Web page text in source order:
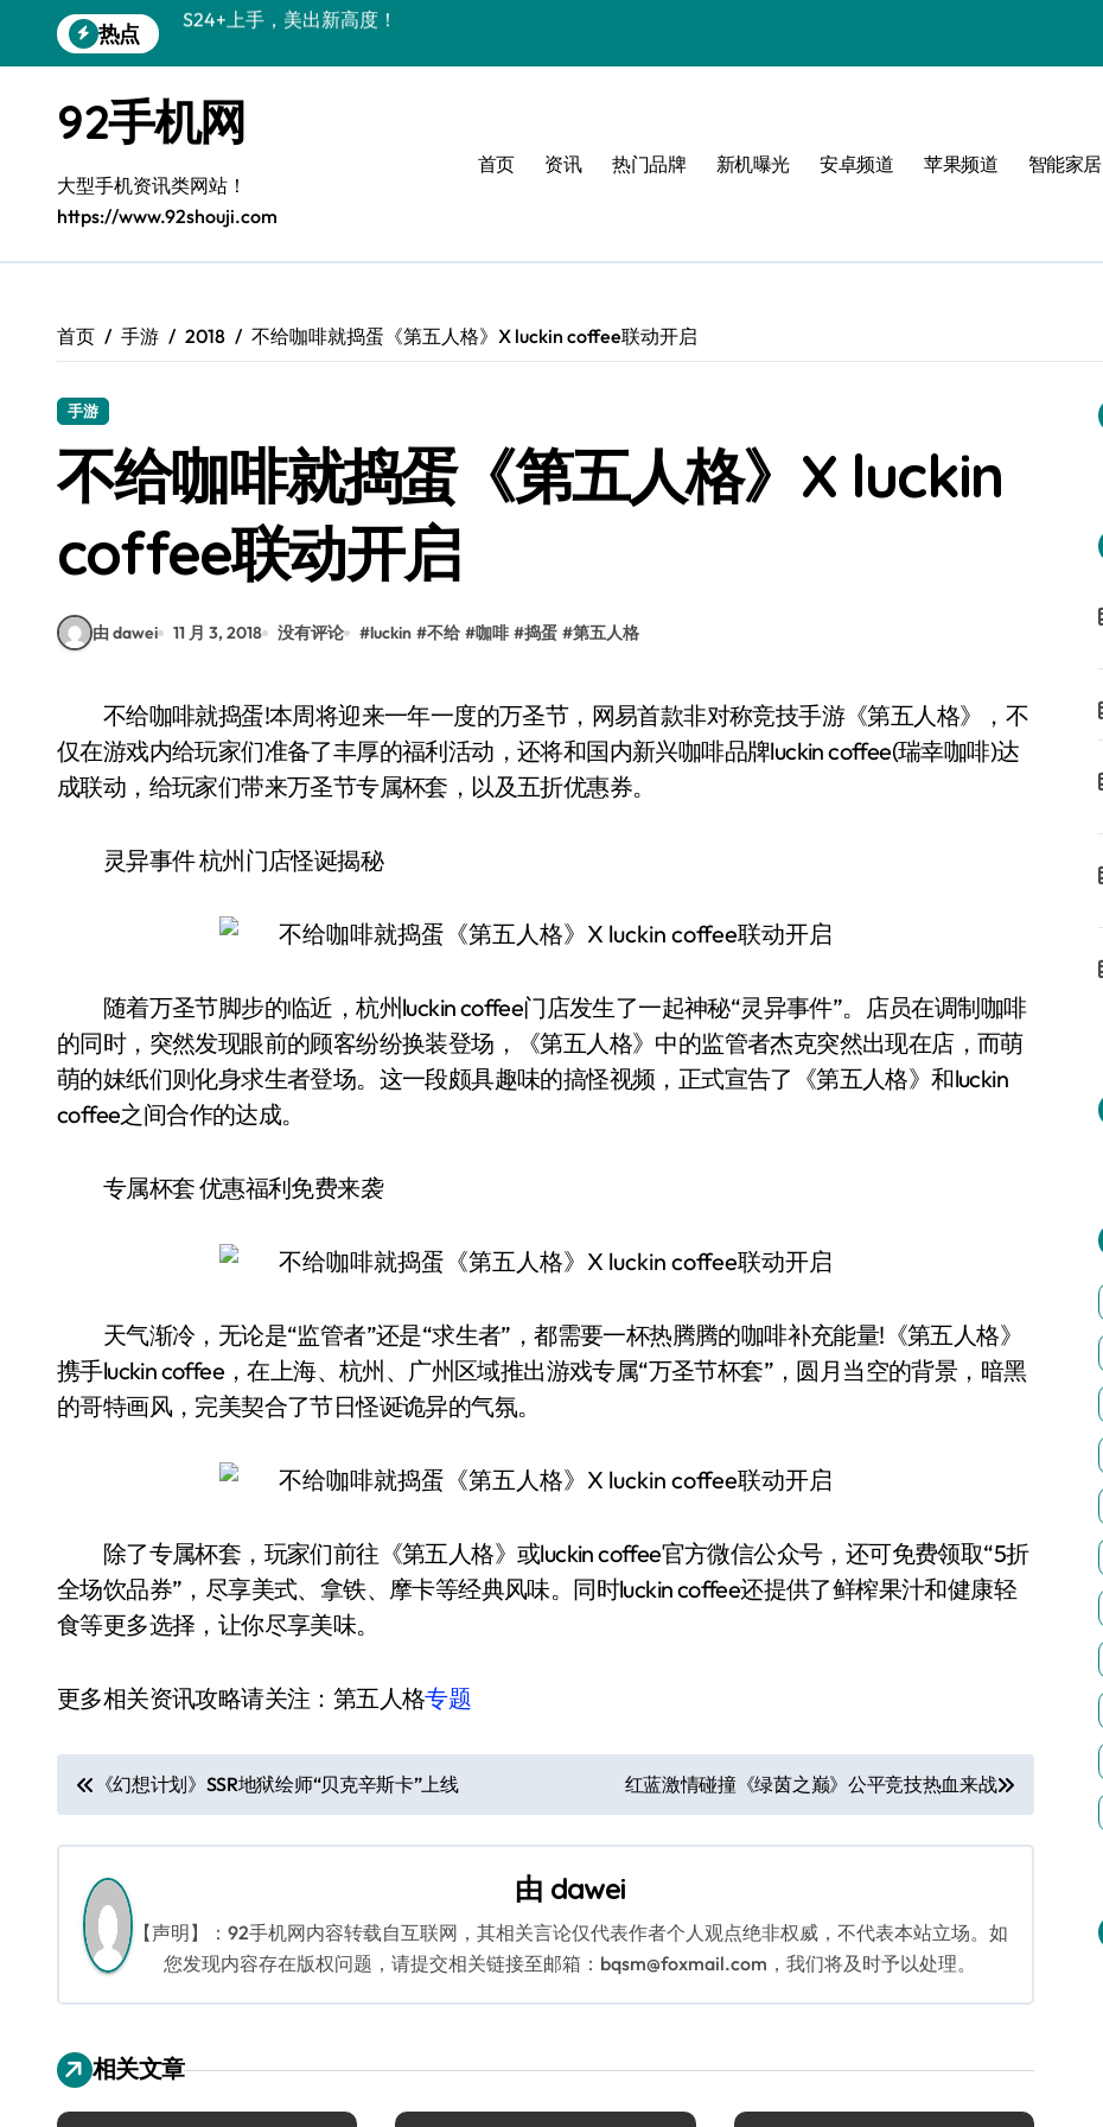
到
热点
S26+颜值暴增！机皇美颜秘籍大公开
三星S26个性美颜全攻略，一键解锁高级感
S25美化秘籍：个性潮玩，点亮三星新视界
C55 5G焕新秘籍：定制潮流无限可能
Galaxy C55 5G登场，美学新标杆！
S25+闪亮登场，3招搞定绝美光影效果
92手机网
大型手机资讯类网站！
https://www.92shouji.com
首页 资讯 热门品牌 新机曝光 安卓频道 苹果频道 智能家居
首页 手游 2018 不给咖啡就捣蛋《第五人格》X luckin coffee联动开启
手游
不给咖啡就捣蛋《第五人格》X luckin
coffee联动开启
由 dawei 11 月 3, 2018 没有评论 #luckin #不给 #咖啡 #捣蛋 #第五人格
不给咖啡就捣蛋!本周将迎来一年一度的万圣节，网易首款非对称竞技手游《第五人格》，不
仅在游戏内给玩家们准备了丰厚的福利活动，还将和国内新兴咖啡品牌luckin coffee(瑞幸咖啡)达
成联动，给玩家们带来万圣节专属杯套，以及五折优惠券。
灵异事件 杭州门店怪诞揭秘
随着万圣节脚步的临近，杭州luckin coffee门店发生了一起神秘“灵异事件”。店员在调制咖啡
的同时，突然发现眼前的顾客纷纷换装登场，《第五人格》中的监管者杰克突然出现在店，而萌
萌的妹纸们则化身求生者登场。这一段颇具趣味的搞怪视频，正式宣告了《第五人格》和luckin
coffee之间合作的达成。
专属杯套 优惠福利免费来袭
天气渐冷，无论是“监管者”还是“求生者”，都需要一杯热腾腾的咖啡补充能量!《第五人格》
携手luckin coffee，在上海、杭州、广州区域推出游戏专属“万圣节杯套”，圆月当空的背景，暗黑
的哥特画风，完美契合了节日怪诞诡异的气氛。
除了专属杯套，玩家们前往《第五人格》或luckin coffee官方微信公众号，还可免费领取“5折
全场饮品券”，尽享美式、拿铁、摩卡等经典风味。同时luckin coffee还提供了鲜榨果汁和健康轻
食等更多选择，让你尽享美味。
更多相关资讯攻略请关注：第五人格专题
文
章
导
航
《幻想计划》SSR地狱绘师“贝克辛斯卡”上线 红蓝激情碰撞《绿茵之巅》公平竞技热血来战
由 dawei
【声明】：92手机网内容转载自互联网，其相关言论仅代表作者个人观点绝非权威，不代表本站立场。如
您发现内容存在版权问题，请提交相关链接至邮箱：bqsm@foxmail.com，我们将及时予以处理。
相关文章